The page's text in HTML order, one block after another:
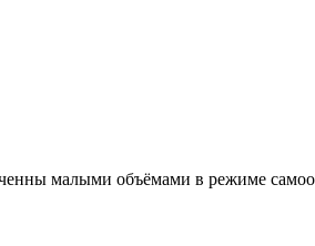
малыми объёмами в режиме